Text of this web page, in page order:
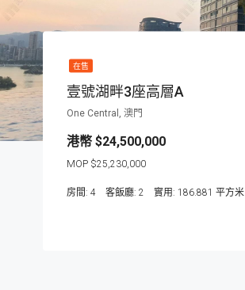
在售
壹號湖畔3座高層A
One Central, 澳門
$24,500,000
$25,230,000
房間: 4 客飯廳: 2 186.881 平方米